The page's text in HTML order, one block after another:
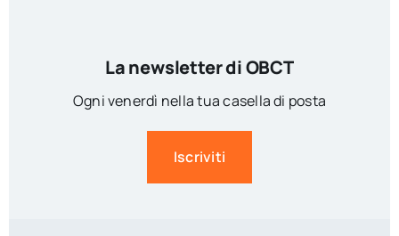
La newsletter di OBCT
Ogni venerdì nella tua casella di posta
Iscriviti